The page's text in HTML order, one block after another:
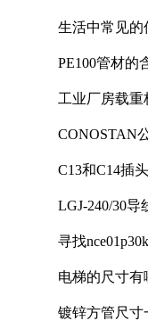
生活中常见的
PE100管材的
工业厂房载
CONOSTAN
C13和C14插
LGJ-240/30
寻找
电梯的尺寸有
镀锌方管尺寸